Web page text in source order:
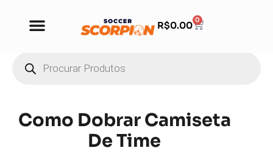
R$0.00 0
Como Dobrar Camiseta
De Time